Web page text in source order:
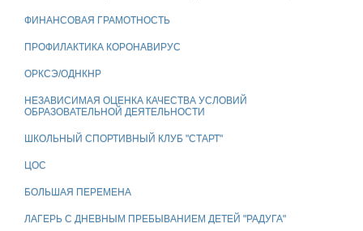
ФИНАНСОВАЯ ГРАМОТНОСТЬ
ПРОФИЛАКТИКА КОРОНАВИРУС
ОРКСЭ/ОДНКНР
НЕЗАВИСИМАЯ ОЦЕНКА КАЧЕСТВА УСЛОВИЙ
ОБРАЗОВАТЕЛЬНОЙ ДЕЯТЕЛЬНОСТИ
ШКОЛЬНЫЙ СПОРТИВНЫЙ КЛУБ "СТАРТ"
ЦОС
БОЛЬШАЯ ПЕРЕМЕНА
ЛАГЕРЬ С ДНЕВНЫМ ПРЕБЫВАНИЕМ ДЕТЕЙ "РАДУГА"